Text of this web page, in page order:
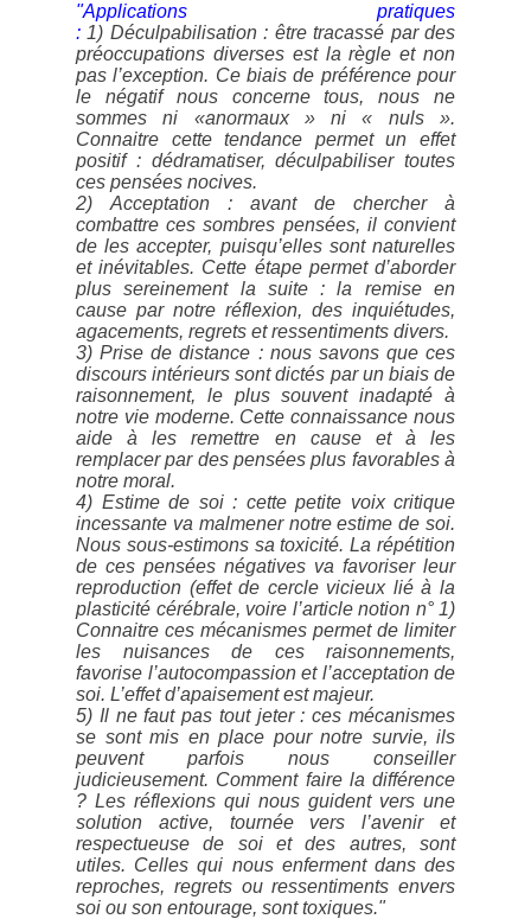
"Applications pratiques
: 1) Déculpabilisation: être tracassé par des
préoccupations diverses est la règle et non
pas l’exception. Ce biais de préférence pour
le négatif nous concerne tous, nous ne
sommes ni «anormaux » ni « nuls ».
Connaitre cette tendance permet un effet
positif : dédramatiser, déculpabiliser toutes
ces pensées nocives.
2) Acceptation : avant de chercher à
combattre ces sombres pensées, il convient
de les accepter, puisqu’elles sont naturelles
et inévitables. Cette étape permet d’aborder
plus sereinement la suite : la remise en
cause par notre réflexion, des inquiétudes,
agacements, regrets et ressentiments divers.
3)Prise de distance : nous savons que ces
discours intérieurs sont dictés par un biais de
raisonnement, le plus souvent inadapté à
notre vie moderne. Cette connaissance nous
aide à les remettre en cause et à les
remplacer par des pensées plus favorables à
notre moral.
4) Estime de soi: cette petite voix critique
incessante va malmener notre estime de soi.
Nous sous-estimons sa toxicité. La répétition
de ces pensées négatives va favoriser leur
reproduction (effet de cercle vicieux lié à la
plasticité cérébrale, voire l’article notion n° 1)
Connaitre ces mécanismes permet de limiter
les nuisances de ces raisonnements,
favorise l’autocompassion et l’acceptation de
soi. L’effet d’apaisement est majeur.
5) Il ne faut pas tout jeter: ces mécanismes
se sont mis en place pour notre survie, ils
peuvent parfois nous conseiller
judicieusement. Comment faire la différence
? Les réflexions qui nous guident vers une
solution active, tournée vers l’avenir et
respectueuse de soi et des autres, sont
utiles. Celles qui nous enferment dans des
reproches, regrets ou ressentiments envers
soi ou son entourage, sont toxiques."